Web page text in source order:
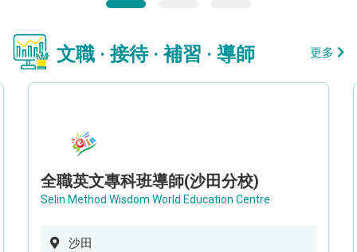
文職 · 接待 · 補習 · 導師 更多
全職英文專科班導師(沙田分校)
Selin Method Wisdom World Education Centre
沙田